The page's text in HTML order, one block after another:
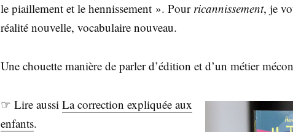
le piaille­ment et le hen­nis­se­ment ». Pour rican­nis­se­ment, je
réa­li­té nou­velle, voca­bu­laire nouveau.
Une chouette manière de par­ler d’édition et d’un métier
☞ Lire aus­siLa cor­rec­tion expli­quée aux
enfants.